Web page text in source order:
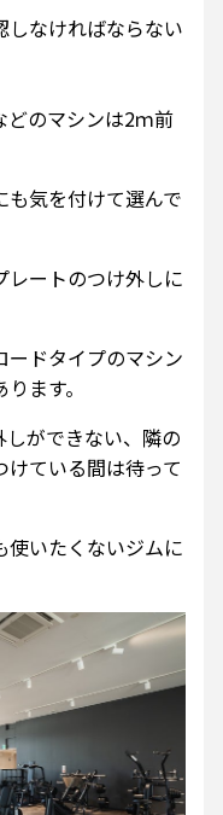
しなければならない
どのマシンは2ｍ前
気を付けて選んで
レートのつけ外しに
ードタイプのマシン
ます。
ができない、隣の
ている間は待って
使いたくないジムに